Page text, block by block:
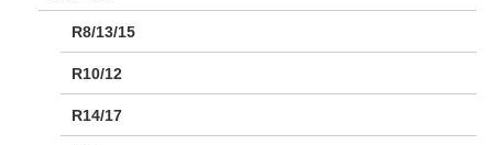
R8/13/15
R10/12
R14/17